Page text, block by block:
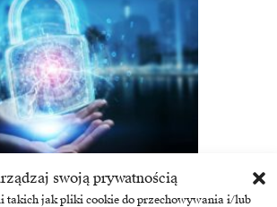
swoją prywatnością
takich jak pliki cookie do przechowywania i/lub